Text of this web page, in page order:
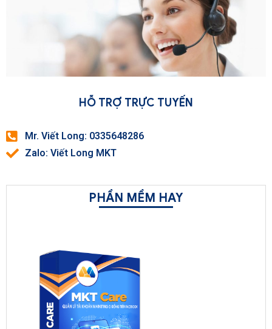
HỖ TRỢ TRỰC TUYẾN
Mr. Viết Long: 0335648286
Zalo: Viết Long MKT
PHẦN MỀM HAY